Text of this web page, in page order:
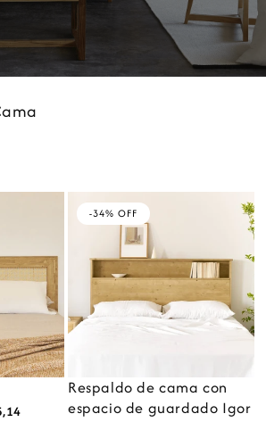
-34% OFF
Respaldo de cama con
espacio de guardado Igor